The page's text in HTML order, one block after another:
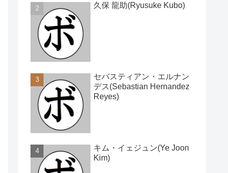
久保 龍助(Ryusuke Kubo)
セバスティアン・エルナン
デス(Sebastian Hernandez
Reyes)
キム・イェジュン(Ye Joon
Kim)